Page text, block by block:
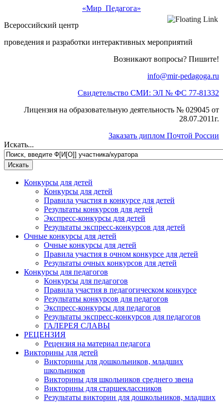
«Мир Педагога»
Всероссийский центр
проведения и разработки интерактивных мероприятий
Возникают вопросы? Пишите!
info@mir-pedagoga.ru
Свидетельство СМИ: ЭЛ № ФС 77-81332
Лицензия на образовательную деятельность № 029045 от
28.07.2011г.
Заказать диплом Почтой России
Искать...
Конкурсы для детей
Конкурсы для детей
Правила участия в конкурсе для детей
Результаты конкурсов для детей
Экспресс-конкурсы для детей
Результаты экспресс-конкурсов для детей
Очные конкурсы для детей
Очные конкурсы для детей
Правила участия в очном конкурсе для детей
Результаты очных конкурсов для детей
Конкурсы для педагогов
Конкурсы для педагогов
Правила участия в педагогическом конкурсе
Результаты конкурсов для педагогов
Экспресс-конкурсы для педагогов
Результаты экспресс-конкурсов для педагогов
ГАЛЕРЕЯ СЛАВЫ
РЕЦЕНЗИЯ
Рецензия на материал педагога
Викторины для детей
Викторины для дошкольников, младших
школьников
Викторины для школьников среднего звена
Викторины для старшеклассников
Результаты викторин для дошкольников, младших